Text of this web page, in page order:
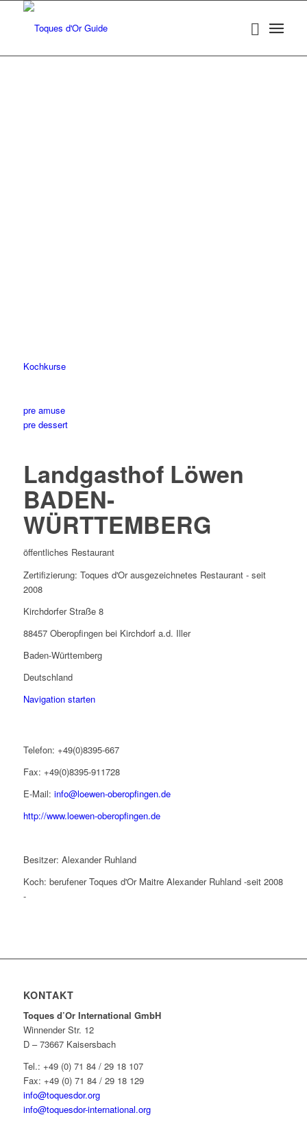
Kochkurse
pre amuse
pre dessert
Landgasthof Löwen
BADEN-
WÜRTTEMBERG
öffentliches Restaurant
Zertifizierung: Toques d'Or ausgezeichnetes Restaurant - seit
2008
Kirchdorfer Straße 8
88457 Oberopfingen bei Kirchdorf a.d. Iller
Baden-Württemberg
Deutschland
Navigation starten
Telefon: +49(0)8395-667
Fax: +49(0)8395-911728
E-Mail: info@loewen-oberopfingen.de
http://www.loewen-oberopfingen.de
Besitzer: Alexander Ruhland
Koch: berufener Toques d'Or Maitre Alexander Ruhland -seit 2008
-
KONTAKT
Toques d’Or International GmbH
Winnender Str. 12
D – 73667 Kaisersbach
Tel.: +49 (0) 71 84 / 29 18 107
Fax: +49 (0) 71 84 / 29 18 129
info@toquesdor.org
info@toquesdor-international.org